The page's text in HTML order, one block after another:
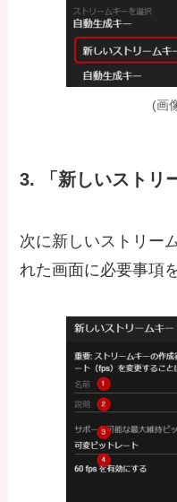
(画
3. 「新しいストリ
次に新しいストリー
れた画面に必要事項